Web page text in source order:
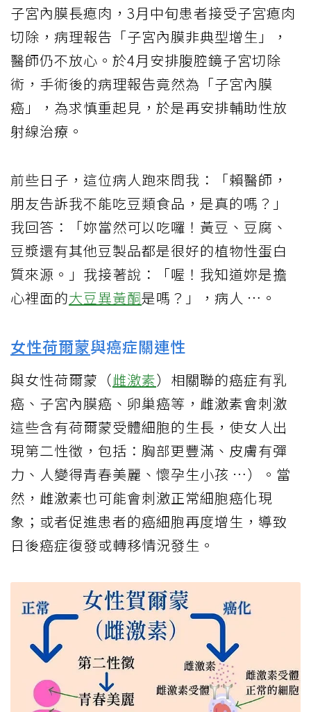
子宮內膜長瘜肉，3月中旬患者接受子宮瘜肉
切除，病理報告「子宮內膜非典型增生」，
醫師仍不放心。於4月安排腹腔鏡子宮切除
術，手術後的病理報告竟然為「子宮內膜
癌」，為求慎重起見，於是再安排輔助性放
射線治療。
前些日子，這位病人跑來問我：「賴醫師，
朋友告訴我不能吃豆類食品，是真的嗎？」
我回答：「妳當然可以吃囉！黃豆、豆腐、
豆漿還有其他豆製品都是很好的植物性蛋白
質來源。」我接著說：「喔！我知道妳是擔
心裡面的大豆異黃酮是嗎？」，病人 …。
女性荷爾蒙與癌症關連性
與女性荷爾蒙（雌激素）相關聯的癌症有乳
癌、子宮內膜癌、卵巢癌等，雌激素會刺激
這些含有荷爾蒙受體細胞的生長，使女人出
現第二性徵，包括：胸部更豐滿、皮膚有彈
力、人變得青春美麗、懷孕生小孩 …）。當
然，雌激素也可能會刺激正常細胞癌化現
象；或者促進患者的癌細胞再度增生，導致
日後癌症復發或轉移情況發生。